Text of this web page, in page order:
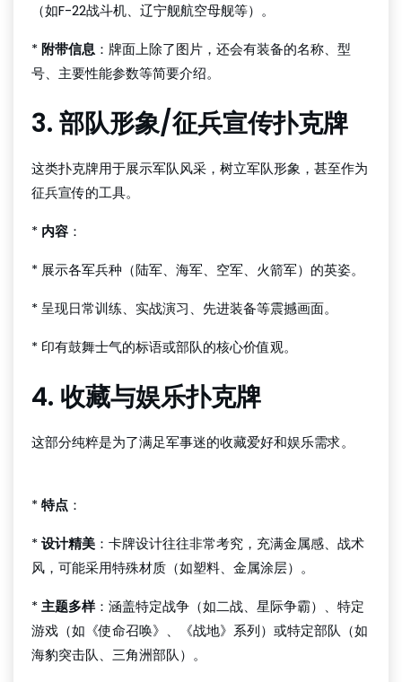
（如F-22战斗机、辽宁舰航空母舰等）。
*附带信息 ：牌面上除了图片，还会有装备的名称、型
号、主要性能参数等简要介绍。
3. 部队形象/征兵宣传扑克牌
这类扑克牌用于展示军队风采，树立军队形象，甚至作为
征兵宣传的工具。
* 内容 ：
* 展示各军兵种（陆军、海军、空军、火箭军）的英姿。
* 呈现日常训练、实战演习、先进装备等震撼画面。
* 印有鼓舞士气的标语或部队的核心价值观。
4. 收藏与娱乐扑克牌
这部分纯粹是为了满足军事迷的收藏爱好和娱乐需求。
*特点 ：
*设计精美 ：卡牌设计往往非常考究，充满金属感、战术
风，可能采用特殊材质（如塑料、金属涂层）。
*主题多样：涵盖特定战争（如二战、星际争霸）、特定
游戏（如《使命召唤》、《战地》系列）或特定部队（如
海豹突击队、三角洲部队）。